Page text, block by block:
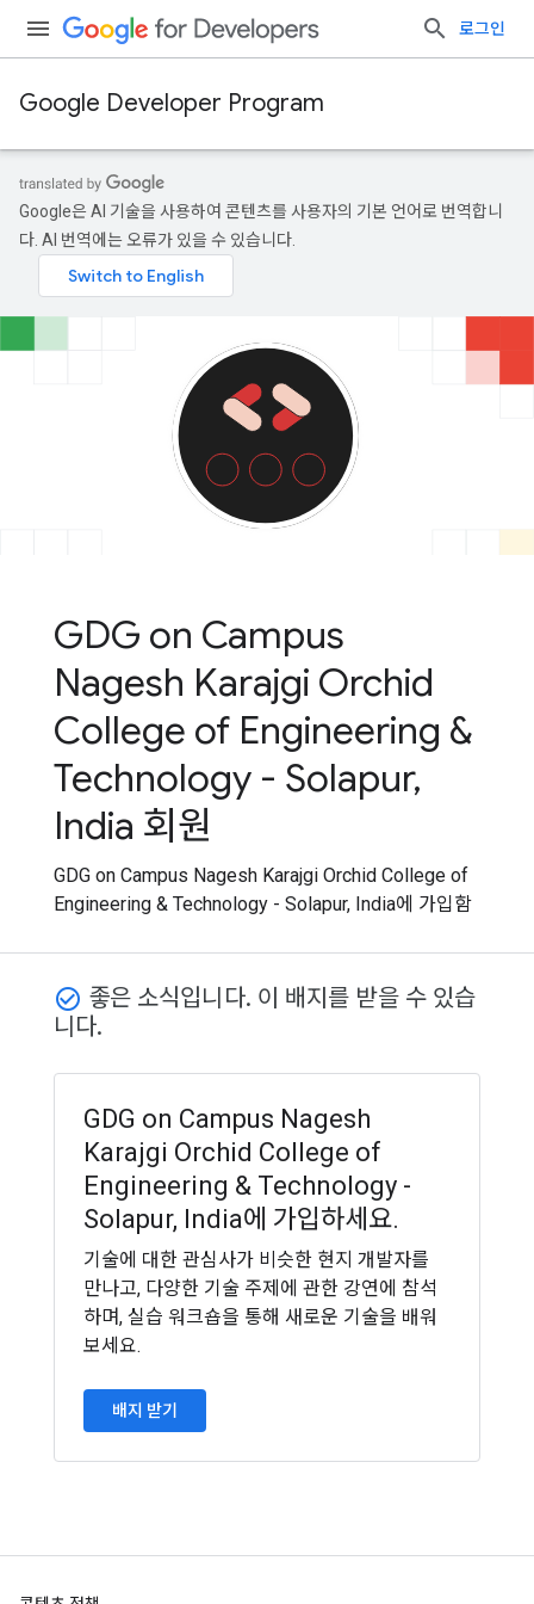
로그인
Google Developer Program
Google은 AI 기술을 사용하여 콘텐츠를 사용자의 기본 언어로 번역합니
다. AI 번역에는 오류가 있을 수 있습니다.
GDG on Campus
Nagesh Karajgi Orchid
College of Engineering &
Technology - Solapur,
India 회원
GDG on Campus Nagesh Karajgi Orchid College of
Engineering & Technology - Solapur, India에 가입함
check_circle_outline 좋은 소식입니다. 이 배지를 받을 수 있습
니다.
GDG on Campus Nagesh
Karajgi Orchid College of
Engineering & Technology -
Solapur, India에 가입하세요.
기술에 대한 관심사가 비슷한 현지 개발자를
만나고, 다양한 기술 주제에 관한 강연에 참석
하며, 실습 워크숍을 통해 새로운 기술을 배워
보세요.
배지 받기